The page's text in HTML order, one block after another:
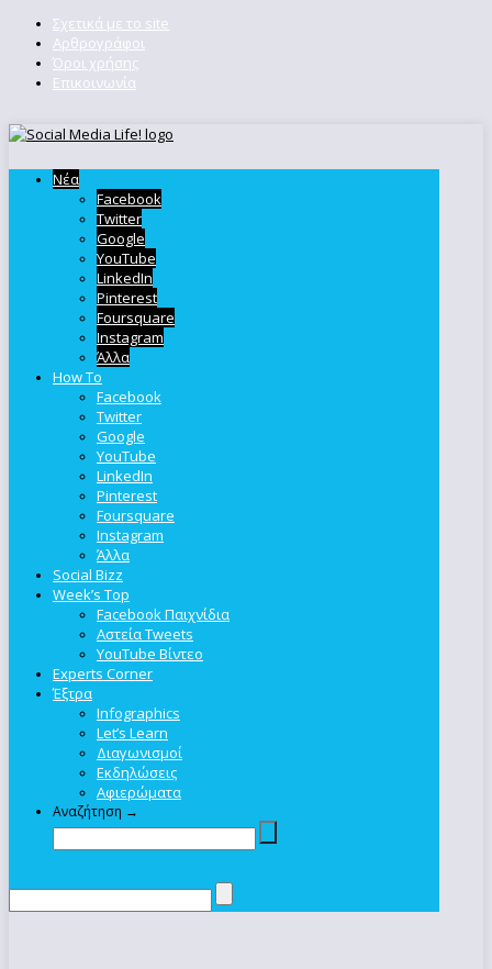
Σχετικά με το site
Αρθρογράφοι
Όροι χρήσης
Επικοινωνία
Νέα
Facebook
Twitter
Google
YouTube
LinkedIn
Pinterest
Foursquare
Instagram
Άλλα
How To
Facebook
Twitter
Google
YouTube
LinkedIn
Pinterest
Foursquare
Instagram
Άλλα
Social Bizz
Week’s Top
Facebook Παιχνίδια
Αστεία Tweets
YouTube Βίντεο
Experts Corner
Έξτρα
Infographics
Let’s Learn
Διαγωνισμοί
Εκδηλώσεις
Αφιερώματα
Αναζήτηση →